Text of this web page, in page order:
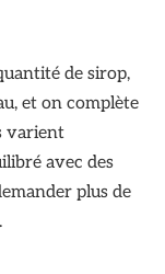
de sirop,
et on complète
varient
avec des
plus de